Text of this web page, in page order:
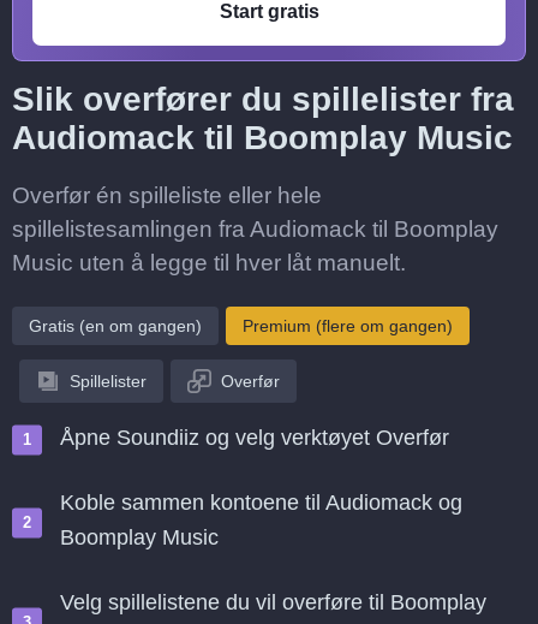
Start gratis
Slik overfører du spillelister fra
Audiomack til Boomplay Music
Overfør én spilleliste eller hele
spillelistesamlingen fra Audiomack til Boomplay
Music uten å legge til hver låt manuelt.
Gratis (en om gangen) Premium (flere om gangen)
Spillelister Overfør
Åpne Soundiiz og velg verktøyet Overfør
Koble sammen kontoene til Audiomack og
Boomplay Music
Velg spillelistene du vil overføre til Boomplay